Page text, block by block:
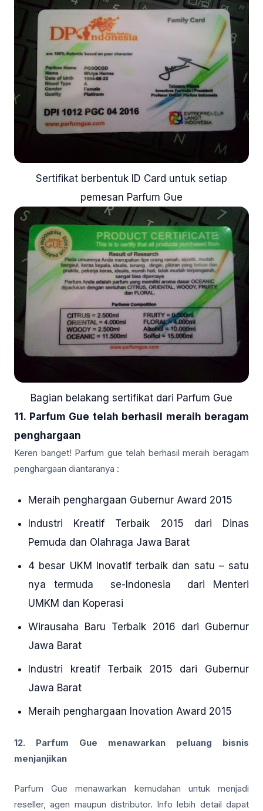
Sertifikat berbentuk ID Card untuk setiap
pemesan Parfum Gue
Bagian belakang sertifikat dari Parfum Gue
11. Parfum Gue telah berhasil meraih beragam
penghargaan
Keren banget! Parfum gue telah berhasil meraih beragam
penghargaan diantaranya :
Meraih penghargaan Gubernur Award 2015
Industri Kreatif Terbaik 2015 dari Dinas
Pemuda dan Olahraga Jawa Barat
4 besar UKM Inovatif terbaik dan satu – satu
nya termuda se-Indonesia dari Menteri
UMKM dan Koperasi
Wirausaha Baru Terbaik 2016 dari Gubernur
Jawa Barat
Industri kreatif Terbaik 2015 dari Gubernur
Jawa Barat
Meraih penghargaan Inovation Award 2015
12. Parfum Gue menawarkan peluang bisnis
menjanjikan
Parfum Gue menawarkan kemudahan untuk menjadi
reseller, agen maupun distributor. Info lebih detail dapat